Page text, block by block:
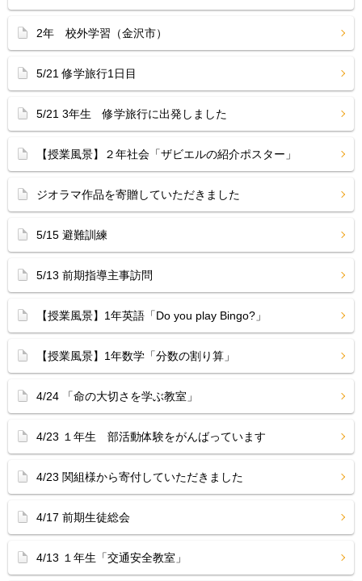
2年 校外学習（金沢市）
5/21 修学旅行1日目
5/21 3年生 修学旅行に出発しました
【授業風景】２年社会「ザビエルの紹介ポスター」
ジオラマ作品を寄贈していただきました
5/15 避難訓練
5/13 前期指導主事訪問
【授業風景】1年英語「Do you play Bingo?」
【授業風景】1年数学「分数の割り算」
4/24 「命の大切さを学ぶ教室」
4/23 １年生 部活動体験をがんばっています
4/23 関組様から寄付していただきました
4/17 前期生徒総会
4/13 １年生「交通安全教室」